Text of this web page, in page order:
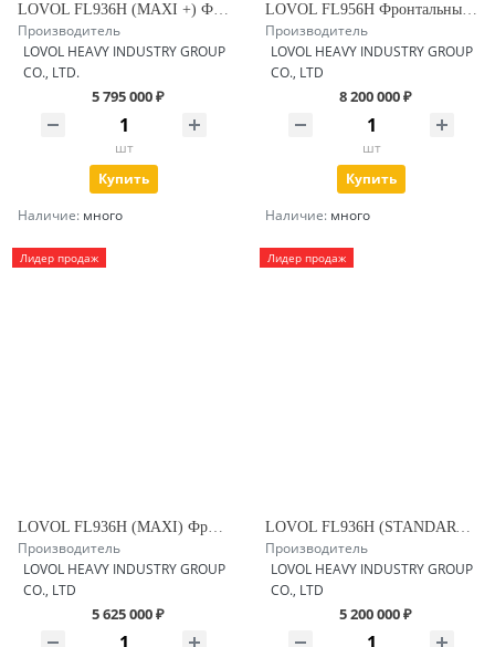
LOVOL FL936H (MAXI +) Фронтальный погрузчик с заводским челюстным ковшом и гидравлическим быстросъемом
Производитель
LOVOL HEAVY INDUSTRY GROUP
CO., LTD.
5 795 000 ₽
шт
Купить
Наличие: много
LOVOL FL956H Фронтальный погрузчик
Производитель
LOVOL HEAVY INDUSTRY GROUP
CO., LTD
8 200 000 ₽
шт
Купить
Наличие: много
Лидер продаж
LOVOL FL936H (MAXI) Фронтальный погрузчик с заводским гидравлическим быстросъемом
Производитель
LOVOL HEAVY INDUSTRY GROUP
CO., LTD
5 625 000 ₽
Лидер продаж
LOVOL FL936H (STANDART +) Фронтальный погрузчик
Производитель
LOVOL HEAVY INDUSTRY GROUP
CO., LTD
5 200 000 ₽